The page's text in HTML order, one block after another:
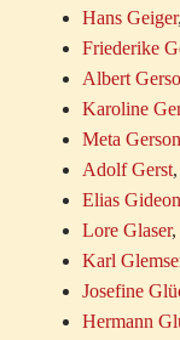
Hans Geiger
Friederike
Albert
Karoline
Meta Gerson
Adolf Gerst
Elias Gideon
Lore Glaser,
Karl
Josefine
Hermann